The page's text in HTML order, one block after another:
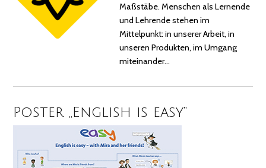
Maßstäbe. Menschen als Lernende
und Lehrende stehen im
Mittelpunkt: in unserer Arbeit, in
unseren Produkten, im Umgang
miteinander…
Poster „English is easy“